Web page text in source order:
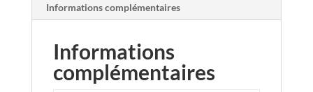
Informations complémentaires
Informations
complémentaires